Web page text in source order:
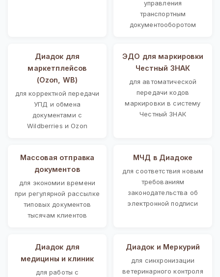
управления
транспортным
документооборотом
Диадок для
маркетплейсов
(Ozon, WB)
для корректной передачи
УПД и обмена
документами с
Wildberries и Ozon
ЭДО для маркировки
Честный ЗНАК
для автоматической
передачи кодов
маркировки в систему
Честный ЗНАК
Массовая отправка
документов
для экономии времени
при регулярной рассылке
типовых документов
тысячам клиентов
МЧД в Диадоке
для соответствия новым
требованиям
законодательства об
электронной подписи
Диадок для
медицины и клиник
для работы с
Диадок и Меркурий
для синхронизации
ветеринарного контроля